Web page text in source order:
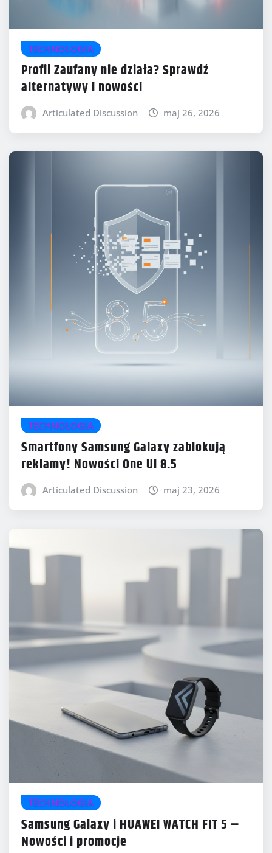
TECHNOLOGIA
Profil Zaufany nie działa? Sprawdź
alternatywy i nowości
Articulated Discussion maj 26, 2026
TECHNOLOGIA
Smartfony Samsung Galaxy zablokują
reklamy! Nowości One UI 8.5
Articulated Discussion maj 23, 2026
TECHNOLOGIA
Samsung Galaxy i HUAWEI WATCH FIT 5 –
Nowości i promocje